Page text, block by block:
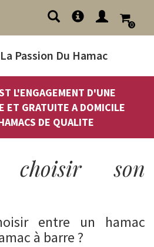
0
La Passion Du Hamac
L'ENGAGEMENT D'UNE
ET GRATUITE A DOMICILE
DE QUALITE
choisir son
entre un hamac
à barre ?